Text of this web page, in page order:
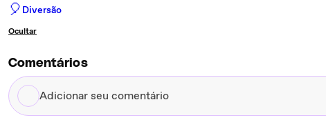
🎈 Diversão
Ocultar
Comentários
Adicionar
seu